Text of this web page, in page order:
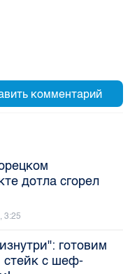
дотла сгорел
3:25
готовим
стейк с шеф-